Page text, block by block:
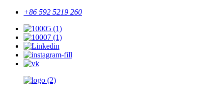
+86 592 5219 260